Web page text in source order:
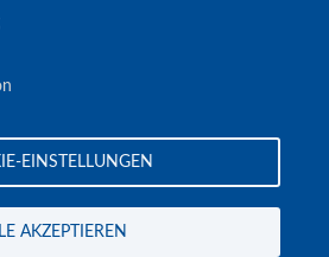
Aktuelle
1
Nächste
EINSTELLUNGEN
AKZEPTIEREN